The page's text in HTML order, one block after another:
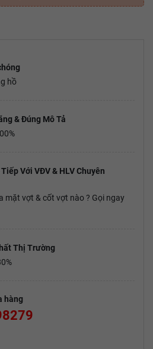
hồ
& Đúng Mô Tả
Với VĐV & HLV Chuyên
mặt vợt & cốt vợt nào ? Gọi ngay
Thị Trường
hàng